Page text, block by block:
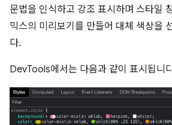
문법을 인식하고 강조 표시하며 스타일
믹스의 미리보기를 만들어 대체 색상을
다.
DevTools에서는 다음과 같이 표시됩니